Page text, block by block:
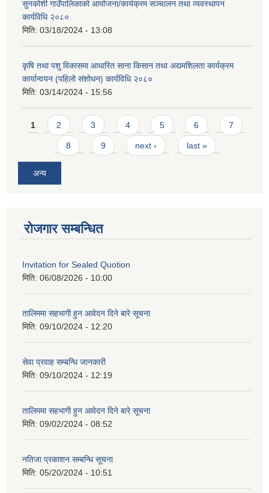
सुनकोशी गाउँपालिकाको आयोजना/कार्यक्रम सञ्चालन तथा व्यवस्थापन
कार्यविधि २०८०
मिति: 03/18/2024 - 13:08
कृषि तथा पशु विकासमा आधारित साना किसान तथा अद्यमशिलता कार्यक्रम
कार्यान्वयन (पहिलो संशोधन) कार्यविधि २०८०
मिति: 03/14/2024 - 15:56
Pages
1 2 3 4 5 6 7
8 9 next › last »
अन्य
रोजगार सम्बन्धित
Invitation for Sealed Quotion
मिति: 06/08/2026 - 10:00
तालिममा सहभागी हुन आवेदन दिने बारे सूचना
मिति: 09/10/2024 - 12:20
सेवा प्रवाह सम्बन्धि जानकारी
मिति: 09/10/2024 - 12:19
तालिममा सहभागी हुन आवेदन दिने बारे सूचना
मिति: 09/02/2024 - 08:52
नतिजा प्रकाशन सम्बन्धि सूचना
मिति: 05/20/2024 - 10:51